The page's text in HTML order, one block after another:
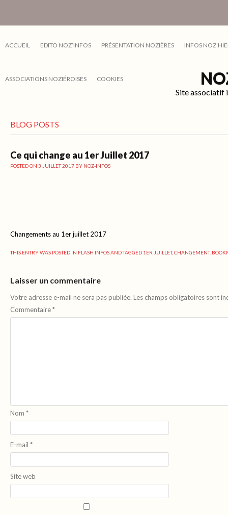
ACCUEIL EDITO NOZ’INFOS PRÉSENTATION NOZIÈRES INFOS
ASSOCIATIONS NOZIÉROISES COOKIES
Site associatif
BLOG POSTS
Ce qui change au 1er Juillet 2017
POSTED ON 3 JUILLET 2017 BY NOZ-INFOS
Changements au 1er juillet 2017
THIS ENTRY WAS POSTED IN FLASH INFOSAND TAGGED 1ER JUILLET,CHANGEMENT.
Laisser un commentaire
Votre adresse e-mail ne sera pas publiée. Les champs obligatoires sont
Commentaire*
Nom *
E-mail *
Site web